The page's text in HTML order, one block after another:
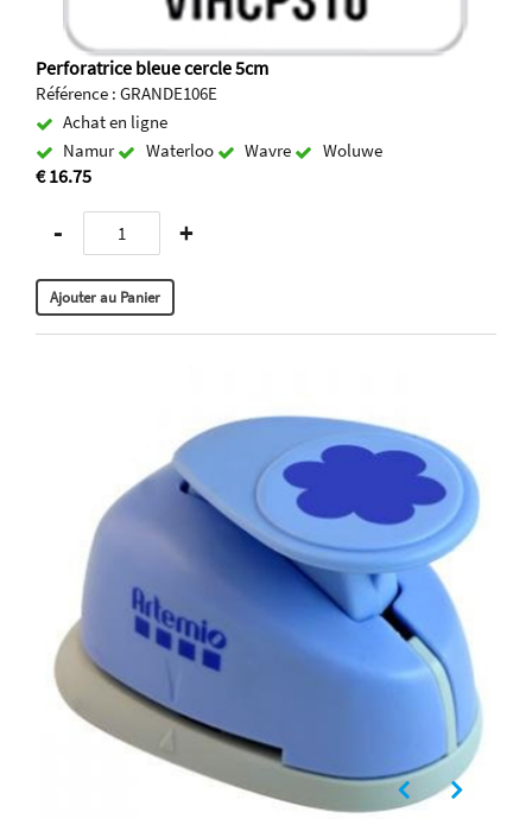
Perforatrice bleue cercle 5cm
Référence : GRANDE106E
Achat en ligne
Namur
Waterloo Wavre Woluwe
€ 16.75
- +